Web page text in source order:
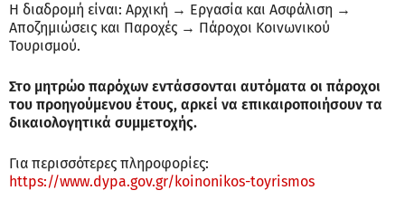
Η διαδρομή είναι: Αρχική → Εργασία και Ασφάλιση →
Αποζημιώσεις και Παροχές → Πάροχοι Κοινωνικού
Τουρισμού.
Στο μητρώο παρόχων εντάσσονται αυτόματα οι πάροχοι
του προηγούμενου έτους, αρκεί να επικαιροποιήσουν τα
δικαιολογητικά συμμετοχής.
Για περισσότερες πληροφορίες:
https://www.dypa.gov.gr/koinonikos-toyrismos